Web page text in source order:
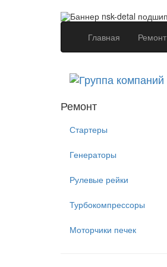
Главная (current)Ремонт
Ремонт
Стартеры
Генераторы
Рулевые рейки
Турбокомпрессоры
Моторчики печек